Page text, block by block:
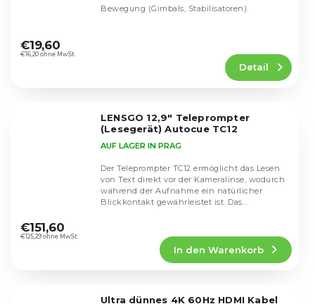
durchschnittliche
Produktbewertung
€16,20 ohne MwSt.
€19,60
Detail
Bewegung (Gimbals, Stabilisatoren).
LENSGO 12,9" Teleprompter
(Lesegerät) Autocue TC12
durchschnittliche
Produktbewertung
AUF LAGER IN PRAG
€125,29 ohne MwSt.
€151,60
In den Warenkorb
Der Teleprompter TC12 ermöglicht das Lesen
von Text direkt vor der Kameralinse, wodurch
während der Aufnahme ein natürlicher
Blickkontakt gewährleistet ist. Das
Ultra dünnes 4K 60Hz HDMI Kabel